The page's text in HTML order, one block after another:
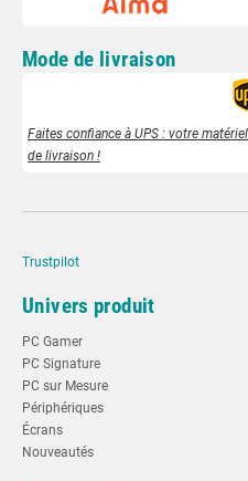
Mode de livraison
Faites confiance à UPS : votre
de livraison !
Trustpilot
Univers produit
PC Gamer
PC Signature
PC sur Mesure
Périphériques
Écrans
Nouveautés